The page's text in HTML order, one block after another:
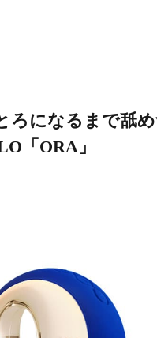
ろになるまで舐
「ORA」